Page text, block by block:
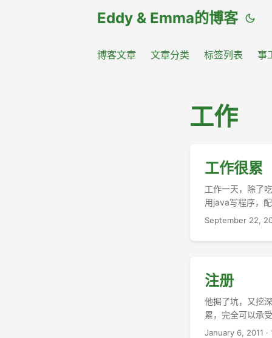
Eddy & Emma的博客
博客文章 文章分类 标签列表 事
工作
工作很累
工作一天，除了
用java写程序，
bob要设备。 给
September 22,
注册
他掘了坑，又挖
累，完全可以承
January 6, 2011 ·